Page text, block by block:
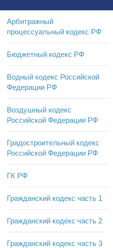
Арбитражный
процессуальный кодекс РФ
Бюджетный кодекс РФ
Водный кодекс Российской
Федерации РФ
Воздушный кодекс
Российской Федерации РФ
Градостроительный кодекс
Российской Федерации РФ
ГК РФ
Гражданский кодекс часть 1
Гражданский кодекс часть 2
Гражданский кодекс часть 3